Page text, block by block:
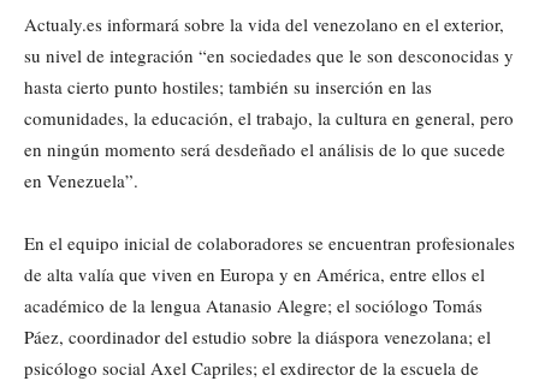
Actualy.es informará sobre la vida del venezolano en el exterior,
su nivel de integración “en sociedades que le son desconocidas y
hasta cierto punto hostiles; también su inserción en las
comunidades, la educación, el trabajo, la cultura en general, pero
en ningún momento será desdeñado el análisis de lo que sucede
en Venezuela”.
En el equipo inicial de colaboradores se encuentran profesionales
de alta valía que viven en Europa y en América, entre ellos el
académico de la lengua Atanasio Alegre; el sociólogo Tomás
Páez, coordinador del estudio sobre la diáspora venezolana; el
psicólogo social Axel Capriles; el exdirector de la escuela de